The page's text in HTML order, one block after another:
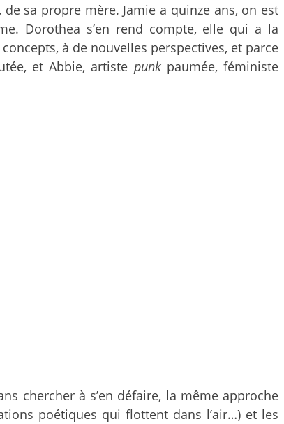
sa propre mère. Jamie a quinze ans, on est
Dorothea s’en rend compte, elle qui a la
à de nouvelles perspectives, et parce
et Abbie, artiste punkpaumée, féministe
chercher à s’en défaire, la même approche
poétiques qui flottent dans l’air…) et les